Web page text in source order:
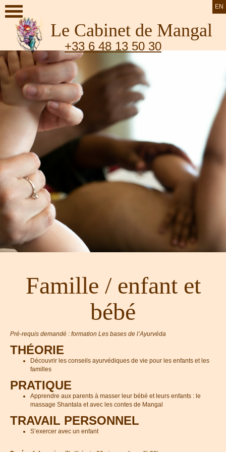
EN
Le Cabinet de Mangal
+33 6 48 13 50 30
Famille / enfant et
bébé
Pré-requis demandé : formation Les bases de l’Ayurvéda
THÉORIE
Découvrir les conseils ayurvédiques de vie pour les enfants et les
familles
PRATIQUE
Apprendre aux parents à masser leur bébé et leurs enfants : le
massage Shantala et avec les contes de Mangal
TRAVAIL PERSONNEL
S’exercer avec un enfant